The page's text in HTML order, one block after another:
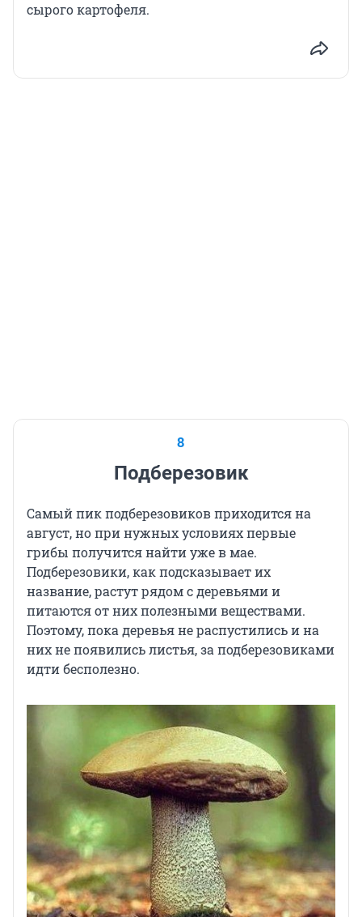
сырого картофеля.
8
Подберезовик
Самый пик подберезовиков приходится на
август, но при нужных условиях первые
грибы получится найти уже в мае.
Подберезовики, как подсказывает их
название, растут рядом с деревьями и
питаются от них полезными веществами.
Поэтому, пока деревья не распустились и на
них не появились листья, за подберезовиками
идти бесполезно.